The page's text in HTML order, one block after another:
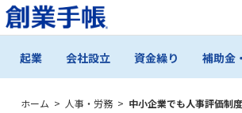
起業 会社設立 資金繰り 補助金
ホーム > 人事・労務 > 中小企業でも人事評価制